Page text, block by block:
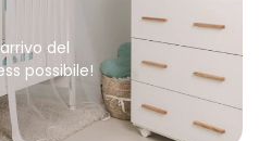
del
possibile!